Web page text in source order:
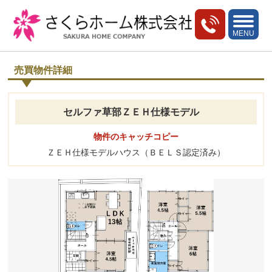
toggle
MENU
売買物件詳細
セルファ草部ＺＥＨ仕様モデル
物件のキャッチコピー
ＺＥＨ仕様モデルハウス（ＢＥＬＳ認定済み）